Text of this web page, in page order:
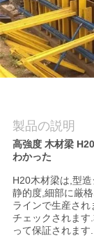
に
連
絡
な
さ
い
引
製品の説明
高強度 木材梁
わかった
H20木材梁は,型
静的度,細部に厳
ラインで生産さ
チェックされます
って保証されます.